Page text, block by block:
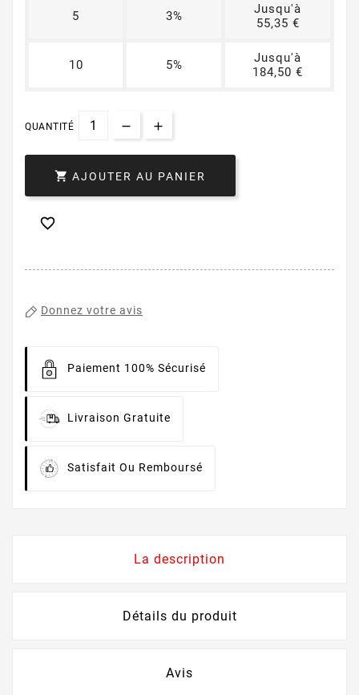
5 3%
Jusqu'à
55,35 €
10 5%
Jusqu'à
184,50 €
QUANTITÉ
 AJOUTER AU PANIER

Donnez votre avis
Paiement 100% Sécurisé
Livraison Gratuite
Satisfait Ou Remboursé
La description
Détails du produit
Avis